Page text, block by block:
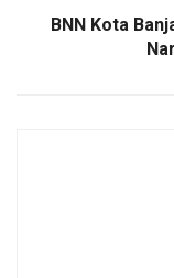
BNN Kota